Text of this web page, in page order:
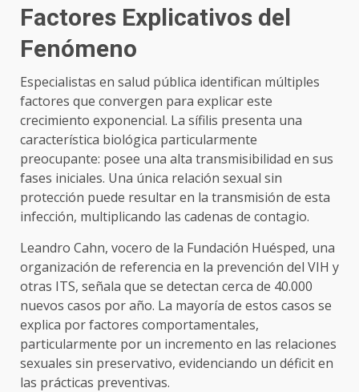
Factores Explicativos del
Fenómeno
Especialistas en salud pública identifican múltiples
factores que convergen para explicar este
crecimiento exponencial. La sífilis presenta una
característica biológica particularmente
preocupante: posee una alta transmisibilidad en sus
fases iniciales. Una única relación sexual sin
protección puede resultar en la transmisión de esta
infección, multiplicando las cadenas de contagio.
Leandro Cahn, vocero de la Fundación Huésped, una
organización de referencia en la prevención del VIH y
otras ITS, señala que se detectan cerca de 40.000
nuevos casos por año. La mayoría de estos casos se
explica por factores comportamentales,
particularmente por un incremento en las relaciones
sexuales sin preservativo, evidenciando un déficit en
las prácticas preventivas.